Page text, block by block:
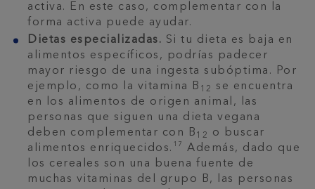
activa. En este caso, complementar con la
forma activa puede ayudar.
Dietas especializadas. Si tu dieta es baja en
alimentos específicos, podrías padecer
mayor riesgo de una ingesta subóptima. Por
ejemplo, como la vitamina B 12
se encuentra
en los alimentos de origen animal, las
personas que siguen una dieta vegana
deben complementar con B 12
o buscar
alimentos enriquecidos. 17
Además, dado que
los cereales son una buena fuente de
muchas vitaminas del grupo B, las personas